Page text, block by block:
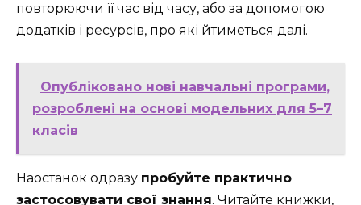
повторюючи її час від часу, або за допомогою
додатків і ресурсів, про які йтиметься далі.
Опубліковано нові навчальні програми,
розроблені на основі модельних для 5–7
класів
Наостанок одразу пробуйте практично
застосовувати свої знання. Читайте книжки,